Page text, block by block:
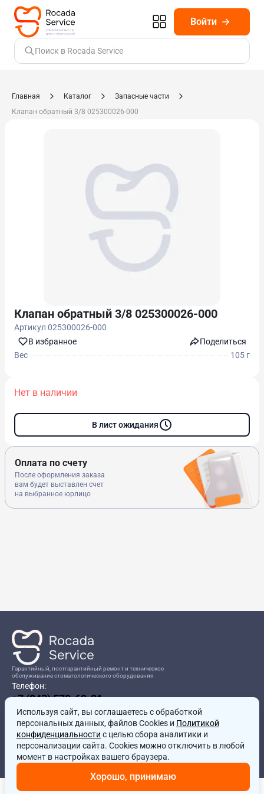
Войти
Поиск в Rocada Service
Главная Каталог
Запасные части
Клапан обратный 3/8 025300026-000
Клапан обратный 3/8 025300026-000
Артикул 025300026-000
В избранноe
Поделиться
Вес
105 г
Нет в наличии
В лист ожидания
Оплата по счету
После оформления заказа
вам будет выставлен счет
на выбранное юрлицо
Гарантийный, постгарантийный ремонт и техническое
обслуживание стоматологического оборудования
Телефон:
+7 (843) 570-60-81
Режим работы:8:00-17:00
Адрес:
г.Казань, ул.Проспект Победы, д.204в
Почта:
service@rocadamed.ru
Другие проекты
Используя сайт, вы соглашаетесь с обработкой
персональных данных, файлов Cookies и Политикой
конфиденциальности с целью сбора аналитики и
персонализации сайта. Cookies можно отключить в любой
момент в настройках вашего браузера.
Хорошо, принимаю